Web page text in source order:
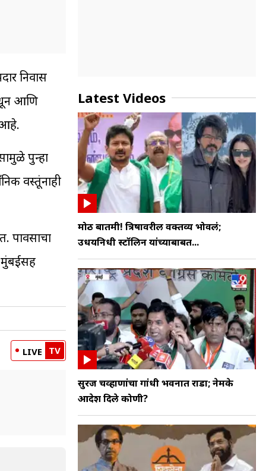
निवास
आणि
आहे.
पुन्हा
वस्तूंनाही
पावसाचा
मुंबईसह
LIVE TV
Latest Videos
मोठी बातमी! त्रिषावरील वक्तव्य भोवलं;
उधयनिधी स्टॉलिन यांच्याबाबत...
सुरज चव्हाणांचा गांधी भवनात राडा; नेमके
आदेश दिले कोणी?